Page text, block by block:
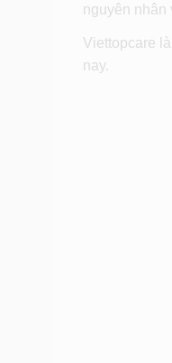
nguyên nhân
Viettopcare
nay.